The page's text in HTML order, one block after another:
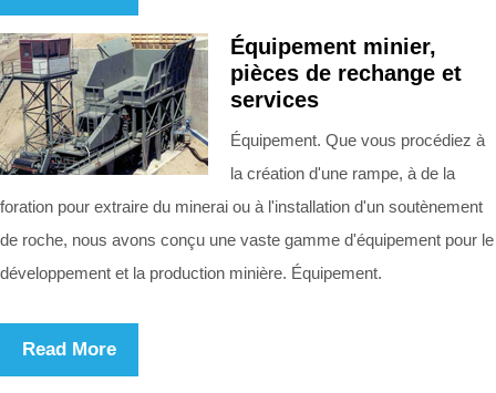
Équipement minier,
pièces de rechange et
services
Équipement. Que vous procédiez à
la création d'une rampe, à de la
foration pour extraire du minerai ou à l'installation d'un soutènement
de roche, nous avons conçu une vaste gamme d'équipement pour le
développement et la production minière. Équipement.
Read More